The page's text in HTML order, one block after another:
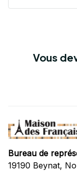
Vous
Bureau de
19190 Beynat,